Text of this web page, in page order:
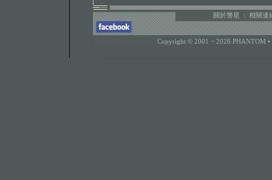
關於警星 : 相關連
Copyright © 2001 ~ 2026 PHANTOM •